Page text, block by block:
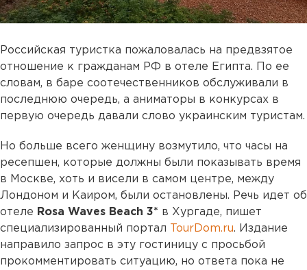
Российская туристка пожаловалась на предвзятое
отношение к гражданам РФ в отеле Египта. По ее
словам, в баре соотечественников обслуживали в
последнюю очередь, а аниматоры в конкурсах в
первую очередь давали слово украинским туристам.
Но больше всего женщину возмутило, что часы на
ресепшен, которые должны были показывать время
в Москве, хоть и висели в самом центре, между
Лондоном и Каиром, были остановлены. Речь идет об
отеле Rosa Waves Beach 3* в Хургаде, пишет
специализированный портал
TourDom.ru. Издание
направило запрос в эту гостиницу с просьбой
прокомментировать ситуацию, но ответа пока не